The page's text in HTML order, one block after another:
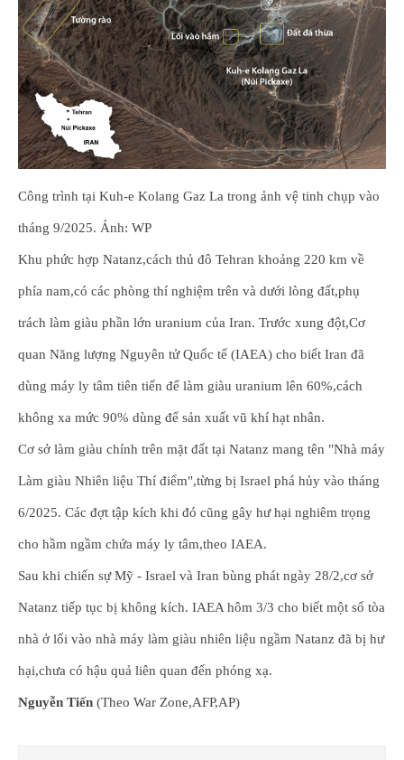
Công trình tại Kuh-e Kolang Gaz La trong ảnh vệ tinh chụp vào
tháng 9/2025. Ảnh: WP
Khu phức hợp Natanz,cách thủ đô Tehran khoảng 220 km về
phía nam,có các phòng thí nghiệm trên và dưới lòng đất,phụ
trách làm giàu phần lớn uranium của Iran. Trước xung đột,Cơ
quan Năng lượng Nguyên tử Quốc tế (IAEA) cho biết Iran đã
dùng máy ly tâm tiên tiến để làm giàu uranium lên 60%,cách
không xa mức 90% dùng để sản xuất vũ khí hạt nhân.
Cơ sở làm giàu chính trên mặt đất tại Natanz mang tên "Nhà máy
Làm giàu Nhiên liệu Thí điểm",từng bị Israel phá hủy vào tháng
6/2025. Các đợt tập kích khi đó cũng gây hư hại nghiêm trọng
cho hầm ngầm chứa máy ly tâm,theo IAEA.
Sau khi chiến sự Mỹ - Israel và Iran bùng phát ngày 28/2,cơ sở
Natanz tiếp tục bị không kích. IAEA hôm 3/3 cho biết một số tòa
nhà ở lối vào nhà máy làm giàu nhiên liệu ngầm Natanz đã bị hư
hại,chưa có hậu quả liên quan đến phóng xạ.
Nguyễn Tiến (Theo War Zone,AFP,AP)